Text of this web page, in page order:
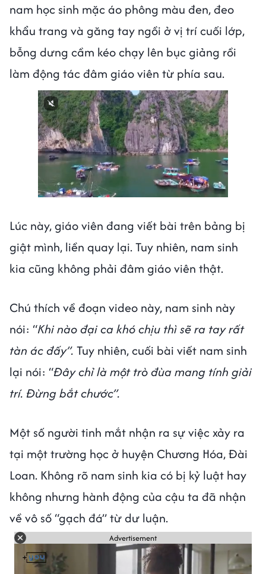
nam học sinh mặc áo phông màu đen, đeo
khẩu trang và găng tay ngồi ở vị trí cuối lớp,
bỗng dưng cầm kéo chạy lên bục giảng rồi
làm động tác đâm giáo viên từ phía sau.
Next video in 1 Cancel
Lúc này, giáo viên đang viết bài trên bảng bị
giật mình, liền quay lại. Tuy nhiên, nam sinh
kia cũng không phải đâm giáo viên thật.
Chú thích về đoạn video này, nam sinh này
nói: “Khi nào đại ca khó chịu thì sẽ ra tay rất
tàn ác đấy”. Tuy nhiên, cuối bài viết nam sinh
lại nói: “Đây chỉ là một trò đùa mang tính giải
trí. Đừng bắt chước”.
Một số người tinh mắt nhận ra sự việc xảy ra
tại một trường học ở huyện Chương Hóa, Đài
Loan. Không rõ nam sinh kia có bị kỷ luật hay
không nhưng hành động của cậu ta đã nhận
về vô số “gạch đá” từ dư luận.
Advertisement